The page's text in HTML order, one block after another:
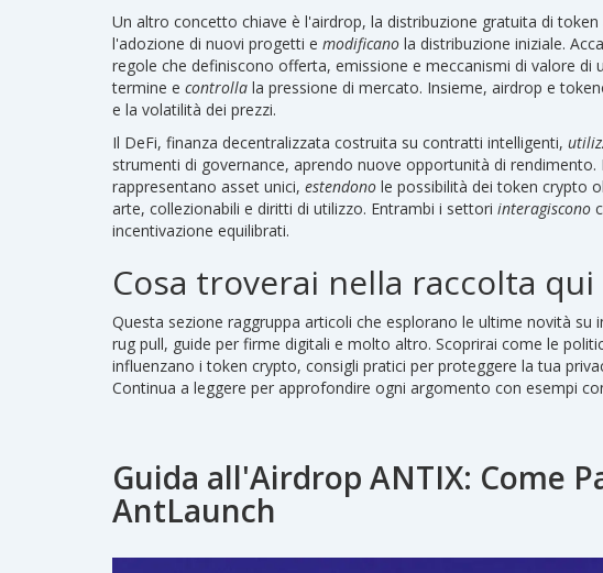
Un altro concetto chiave è l'airdrop, la distribuzione gratuita di
l'adozione di nuovi progetti e modificano la distribuzione iniziale.
regole che definiscono offerta, emissione e meccanismi di valore di
termine e controlla la pressione di mercato. Insieme, airdrop e
e la volatilità dei prezzi.
Il DeFi, finanza decentralizzata costruita su contratti intelligenti,
strumenti di governance, aprendo nuove opportunità di rendimento.
rappresentano asset unici, estendono le possibilità dei token crypto
arte, collezionabili e diritti di utilizzo. Entrambi i settori interagiscono
incentivazione equilibrati.
Cosa troverai nella raccolta
Questa sezione raggruppa articoli che esplorano le ultime novità su
rug pull, guide per firme digitali e molto altro. Scoprirai come le
influenzano i token crypto, consigli pratici per proteggere la tua
Continua a leggere per approfondire ogni argomento con esempi
Guida all'Airdrop ANTIX: Come
AntLaunch